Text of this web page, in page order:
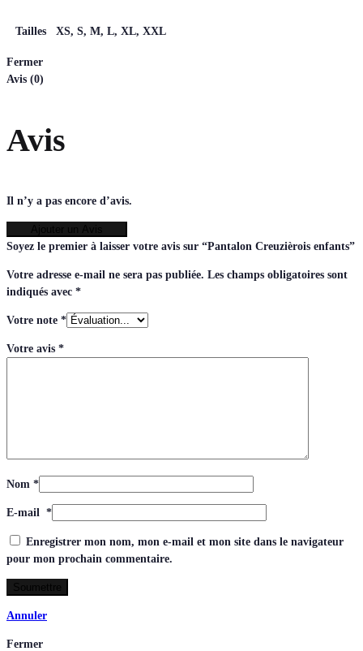
Tailles XS, S, M, L, XL, XXL
Fermer
Avis (0)
Avis
Il n’y a pas encore d’avis.
Soyez le premier à laisser votre avis sur “Pantalon Creuzièrois enfants”
Votre adresse e-mail ne sera pas publiée. Les champs obligatoires sont
indiqués avec *
Votre note *
Votre avis *
Nom *
E-mail *
Enregistrer mon nom, mon e-mail et mon site dans le navigateur
pour mon prochain commentaire.
Annuler
Fermer